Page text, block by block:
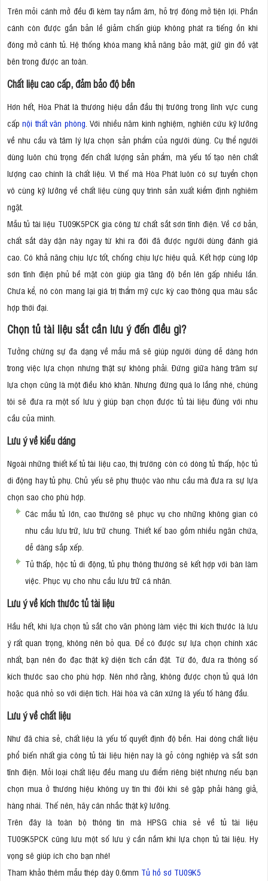
Trên mỗi cánh mở đều đi kèm tay nắm âm, hỗ trợ đóng mở tiện lợi. Phần
cánh còn được gắn bản lề giảm chấn giúp không phát ra tiếng ồn khi
đóng mở cánh tủ. Hệ thống khóa mang khả năng bảo mật, giữ gìn đồ vật
bên trong được an toàn.
Chất liệu cao cấp, đảm bảo độ bền
Hơn hết, Hòa Phát là thương hiệu dẫn đầu thị trường trong lĩnh vực cung
cấpnội thất văn phòng . Với nhiều năm kinh nghiệm, nghiên cứu kỹ lưỡng
về nhu cầu và tâm lý lựa chọn sản phẩm của người dùng. Cụ thể người
dùng luôn chú trọng đến chất lượng sản phẩm, mà yếu tố tạo nên chất
lượng cao chính là chất liệu. Vì thế mà Hòa Phát luôn có sự tuyển chọn
vô cùng kỹ lưỡng về chất liệu cùng quy trình sản xuất kiểm định nghiêm
ngặt.
Mẫu tủ tài liệu TU09K5PCK gia công từ chất sắt sơn tĩnh điện. Về cơ bản,
chất sắt dày dặn này ngay từ khi ra đời đã được người dùng đánh giá
cao. Có khả năng chịu lực tốt, chống chịu lực hiệu quả. Kết hợp cùng lớp
sơn tĩnh điện phủ bề mặt còn giúp gia tăng độ bền lên gấp nhiều lần.
Chưa kể, nó còn mang lại giá trị thẩm mỹ cực kỳ cao thông qua màu sắc
hợp thời đại.
Chọn tủ tài liệu sắt cần lưu ý đến điều gì?
Tưởng chừng sự đa dạng về mẫu mã sẽ giúp người dùng dễ dàng hơn
trong việc lựa chọn nhưng thật sự không phải. Đứng giữa hàng trăm sự
lựa chọn cũng là một điều khó khăn. Nhưng đừng quá lo lắng nhé, chúng
tôi sẽ đưa ra một số lưu ý giúp bạn chọn được tủ tài liệu đúng với nhu
cầu của mình.
Lưu ý về kiểu dáng
Ngoài những thiết kế tủ tài liệu cao, thị trường còn có dòng tủ thấp, hộc tủ
di động hay tủ phụ. Chủ yếu sẽ phụ thuộc vào nhu cầu mà đưa ra sự lựa
chọn sao cho phù hợp.
Các mẫu tủ lớn, cao thường sẽ phục vụ cho những không gian có
nhu cầu lưu trữ, lưu trữ chung. Thiết kế bao gồm nhiều ngăn chứa,
dễ dàng sắp xếp.
Tủ thấp, hộc tủ di động, tủ phụ thông thường sẽ kết hợp với bàn làm
việc. Phục vụ cho nhu cầu lưu trữ cá nhân.
Lưu ý về kích thước tủ tài liệu
Hầu hết, khi lựa chọn tủ sắt cho văn phòng làm việc thì kích thước là lưu
ý rất quan trọng, không nên bỏ qua. Để có được sự lựa chọn chính xác
nhất, bạn nên đo đạc thật kỹ diện tích cần đặt. Từ đó, đưa ra thông số
kích thước sao cho phù hợp. Nên nhớ rằng, không được chọn tủ quá lớn
hoặc quá nhỏ so với diện tích. Hài hòa và cân xứng là yếu tố hàng đầu.
Lưu ý về chất liệu
Như đã chia sẻ, chất liệu là yếu tố quyết định độ bền. Hai dòng chất liệu
phổ biến nhất gia công tủ tài liệu hiện nay là gỗ công nghiệp và sắt sơn
tĩnh điện. Mỗi loại chất liệu đều mang ưu điểm riêng biệt nhưng nếu bạn
chọn mua ở thương hiệu không uy tín thì đôi khi sẽ gặp phải hàng giả,
hàng nhái. Thế nên, hãy cân nhắc thật kỹ lưỡng.
Trên đây là toàn bộ thông tin mà HPSG chia sẻ về tủ tài liệu
TU09K5PCK cũng lưu một số lưu ý cần nắm khi lựa chọn tủ tài liệu. Hy
vọng sẽ giúp ích cho bạn nhé!
Tham khảo thêm mẫu thép dày 0.6mm Tủ hồ sơ TU09K5